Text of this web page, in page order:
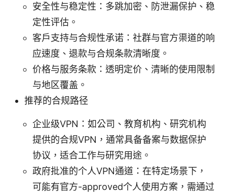
安全性与稳定性：多跳加密、防泄漏保护、稳
定性评估。
客户支持与合规性承诺：社群与官方渠道的响
应速度、退款与合规条款清晰度。
价格与服务条款：透明定价、清晰的使用限制
与地区覆盖。
推荐的合规路径
企业级VPN：如公司、教育机构、研究机构
提供的合规VPN，通常具备备案与数据保护
协议，适合工作与研究用途。
政府批准的个人VPN通道：在特定场景下，
可能有官方-approved个人使用方案，需通过